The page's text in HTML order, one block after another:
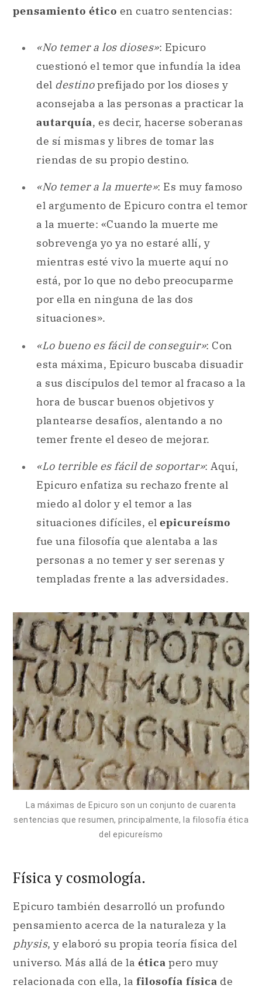
pensamiento ético en cuatro sentencias:
«No temer a los dioses»: Epicuro
cuestionó el temor que infundía la idea
del destinoprefijado por los dioses y
aconsejaba a las personas a practicar la
autarquía, es decir, hacerse soberanas
de sí mismas y libres de tomar las
riendas de su propio destino.
«No temer a la muerte»: Es muy famoso
el argumento de Epicuro contra el temor
a la muerte: «Cuando la muerte me
sobrevenga yo ya no estaré allí, y
mientras esté vivo la muerte aquí no
está, por lo que no debo preocuparme
por ella en ninguna de las dos
situaciones».
«Lo bueno es fácil de conseguir»: Con
esta máxima, Epicuro buscaba disuadir
a sus discípulos del temor al fracaso a la
hora de buscar buenos objetivos y
plantearse desafíos, alentando a no
temer frente el deseo de mejorar.
«Lo terrible es fácil de soportar»: Aquí,
Epicuro enfatiza su rechazo frente al
miedo al dolor y el temor a las
situaciones difíciles, el epicureísmo
fue una filosofía que alentaba a las
personas a no temer y ser serenas y
templadas frente a las adversidades.
La máximas de Epicuro son un conjunto de cuarenta
sentencias que resumen, principalmente, la filosofía ética
del epicureísmo
Física y cosmología.
Epicuro también desarrolló un profundo
pensamiento acerca de la naturaleza y la
physis, y elaboró su propia teoría física del
universo. Más allá de la ética pero muy
relacionada con ella, la filosofía física de